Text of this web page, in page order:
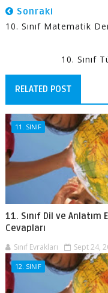
Sonraki
10. Sınıf Matematik
10. Sınıf
RELATED POST
11. SINIF
11. Sınıf Dil ve Anlatım
Cevapları
Sınıf Evrakları Sept 24,
12. SINIF